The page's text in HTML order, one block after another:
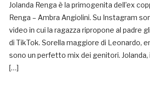
Jolanda Renga è la primogenita dell’ex
Renga – Ambra Angiolini. Su Instagram
video in cui la ragazza ripropone al padre
di TikTok. Sorella maggiore di Leonardo,
sono un perfetto mix dei genitori. Jolanda,
[…]